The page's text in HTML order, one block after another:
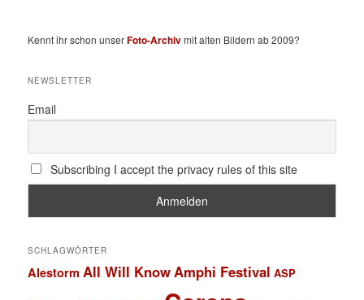
Kennt ihr schon unserFoto-Archivmit alten Bildern ab 2009?
NEWSLETTER
Email
Subscribing I accept the privacy rules of this site
SCHLAGWÖRTER
Alestorm All Will Know Amphi Festival ASP